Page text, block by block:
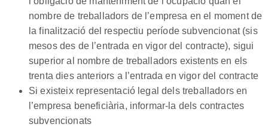
nombre de treballadors de l’empresa en el moment de
la finalització del respectiu període subvencionat (sis
mesos des de l’entrada en vigor del contracte), sigui
superior al nombre de treballadors existents en els
trenta dies anteriors a l’entrada en vigor del contracte
Si existeix representació legal dels treballadors en
l’empresa beneficiària, informar-la dels contractes
subvencionats